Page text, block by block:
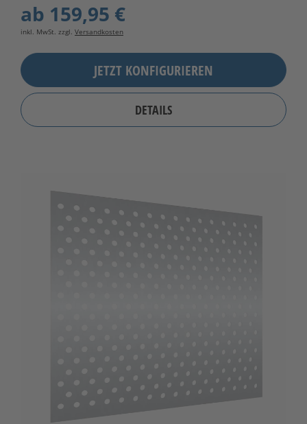
ab 159,95 €
inkl. MwSt. zzgl. Versandkosten
JETZT KONFIGURIEREN
DETAILS